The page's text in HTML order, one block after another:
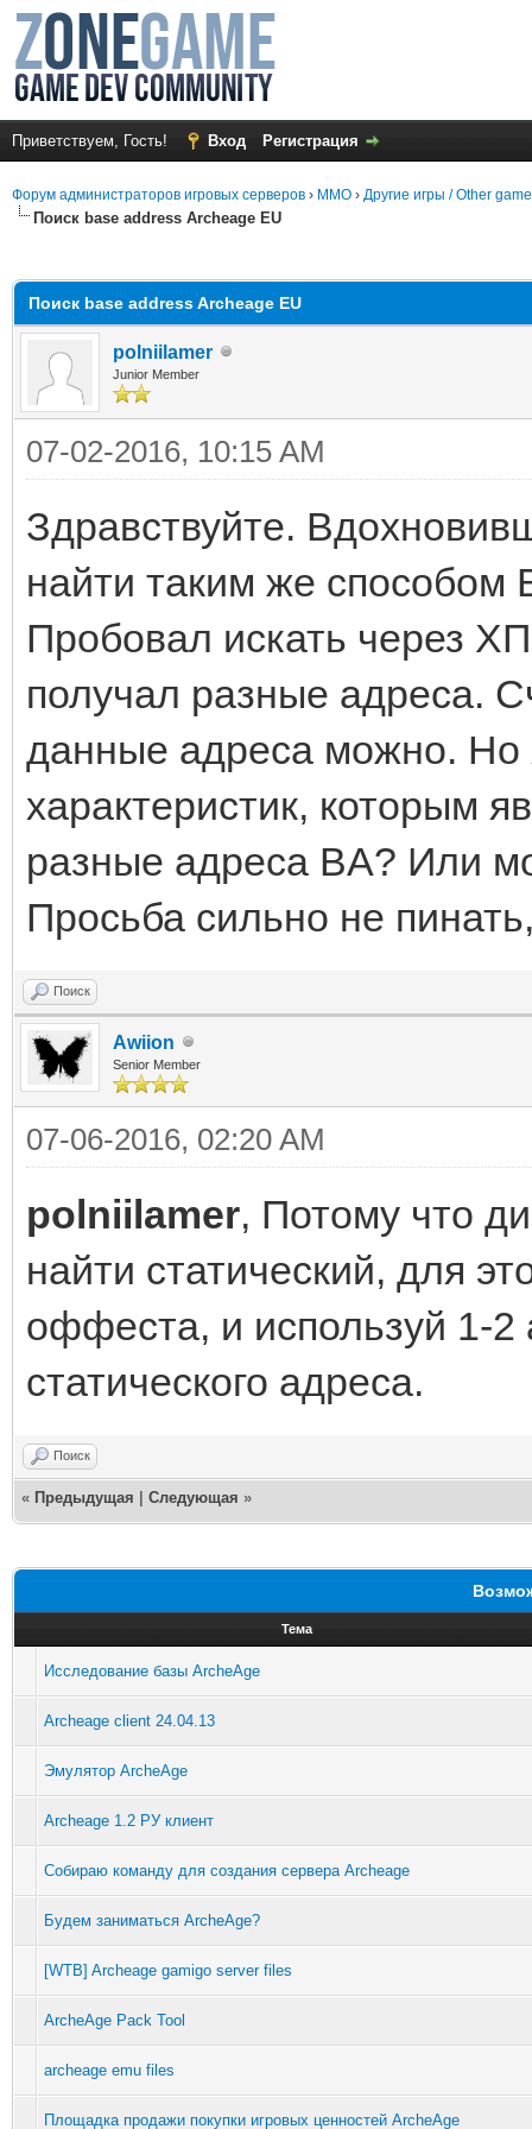
Приветствуем, Гость! Вход Регистрация
Форум администраторов игровых серверов › MMO › Другие игры / Other
Поиск base address Archeage EU
Поиск base address Archeage EU
polniilamer
Junior Member
07-02-2016, 10:15 AM
Здравствуйте.
найти таким же способом
Пробовал искать через
получал разные адреса.
данные адреса можно. Но
характеристик, которым
разные адреса BA? Или
Просьба сильно не
Поиск
Awiion
Senior Member
07-06-2016, 02:20 AM
polniilamer, Потому что
найти статический, для
оффеста, и используй 1-
статического адреса.
Поиск
« Предыдущая Следующая »
Тема
Исследование базы ArcheAge
Archeage client 24.04.13
Эмулятор ArcheAge
Archeage 1.2 РУ клиент
Собираю команду для создания сервера Archeage
Будем заниматься ArcheAge?
[WTB] Archeage gamigo server files
ArcheAge Pack Tool
archeage emu files
Площадка продажи покупки игровых ценностей ArcheAge